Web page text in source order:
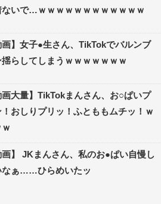
ないで…ｗｗｗｗｗｗｗｗｗｗｗｗ
画】女子●生さん、TikTokでバルンブ
らしてしまうｗｗｗｗｗｗｗ
画大量】TikTokまんさん、お○ぱいプ
おしりプリッ！ふとももムチッ！ｗ
画】 JKまんさん、私のお●ぱい自慢し
なぁ……ひらめいたッ